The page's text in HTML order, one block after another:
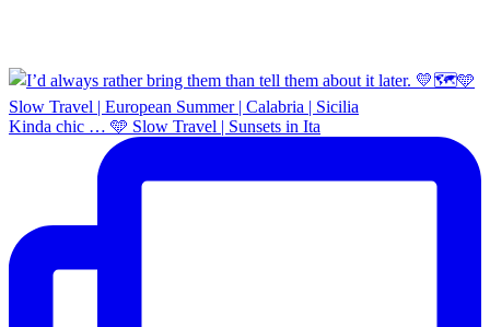
Kinda chic … 🩵 Slow Travel | Sunsets in Ita